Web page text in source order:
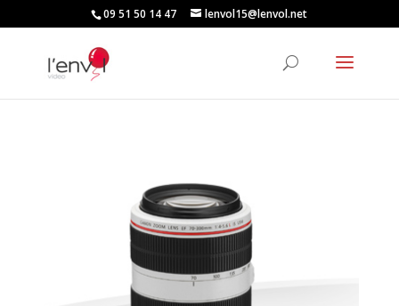
09 51 50 14 47 lenvol15@lenvol.net